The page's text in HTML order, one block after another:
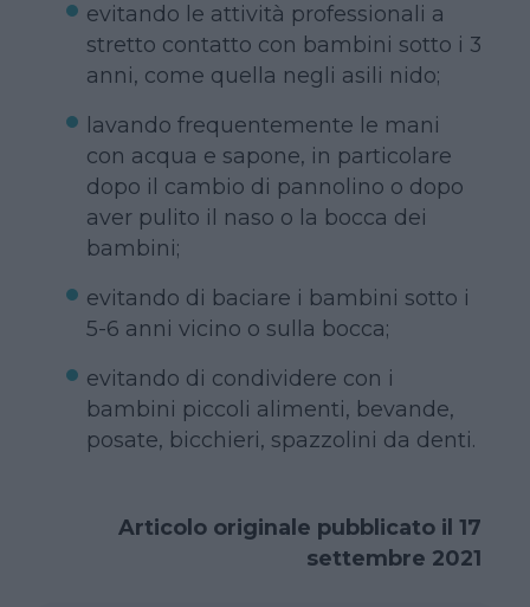
evitando le attività professionali a
stretto contatto con bambini sotto i 3
anni, come quella negli asili nido;
lavando frequentemente le mani
con acqua e sapone, in particolare
dopo il cambio di pannolino o dopo
aver pulito il naso o la bocca dei
bambini;
evitando di baciare i bambini sotto i
5-6 anni vicino o sulla bocca;
evitando di condividere con i
bambini piccoli alimenti, bevande,
posate, bicchieri, spazzolini da denti.
Articolo originale pubblicato il 17
settembre 2021